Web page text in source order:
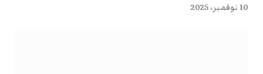
10 نوفمبر، 2025